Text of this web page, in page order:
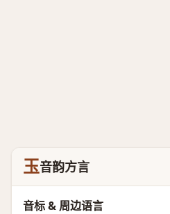
玉音韵方言
音标 & 周边语言